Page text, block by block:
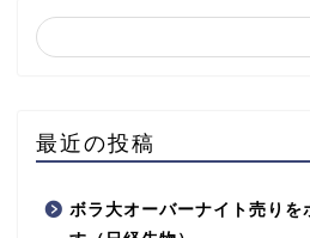
最近の投稿
ボラ大オーバーナイト売りを